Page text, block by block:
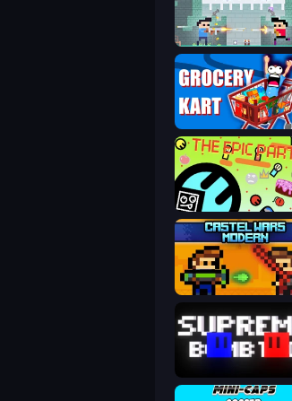
Castle Wars: New Era
Grocery Kart
The Epic Party
Castle Wars: Modern